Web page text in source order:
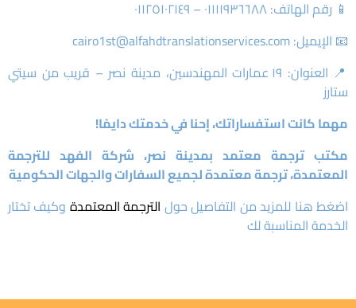
📱 رقم الهاتف: ٠١١١١٩٣٦٦٨٨ – ٠١١٢٥١٠٢١٤٩
📧 الإيميل: cairo1st@alfahdtranslationservices.com
📍 العنوان: ١٩ عمارات المهندسين، مدينة نصر – قريب من سيتي
ستارز
مهما كانت استفساراتك، إحنا في خدمتك دايمًا!
مكتب ترجمة معتمد بمدينة نصر، شركة الفهد للترجمة
المعتمدة، ترجمة معتمدة لجميع السفارات والجهات الحكومية
اضغط هنا للمزيد من التفاصيل حول الترجمة المعتمدة وكيف تختار
الخدمة المناسبة لك